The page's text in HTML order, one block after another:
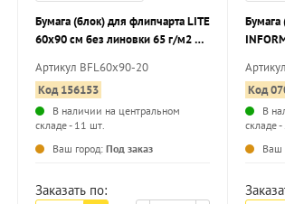
Бумага (блок) для флипчарта LITE
60х90 см без линовки 65 г/м2 20
Артикул BFL60x90-20
Код 156153
В наличии на центральном
складе - 11 шт.
Ваш город: Под заказ
Заказать по:
Бумага
Код
В
складе
Ваш